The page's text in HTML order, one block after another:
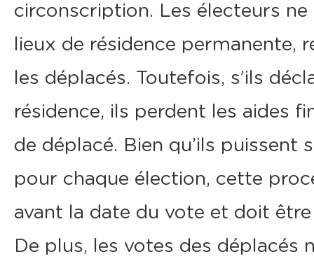
circonscription. Les électeurs
lieux de résidence
les déplacés. Toutefois, s’ils
résidence, ils perdent les aides
de déplacé. Bien qu’ils puissent
pour chaque élection, cette
avant la date du vote et doit
De plus, les votes des